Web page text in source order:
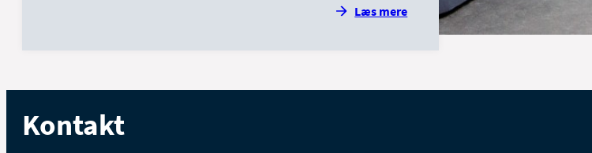
Læs mere
Kontakt